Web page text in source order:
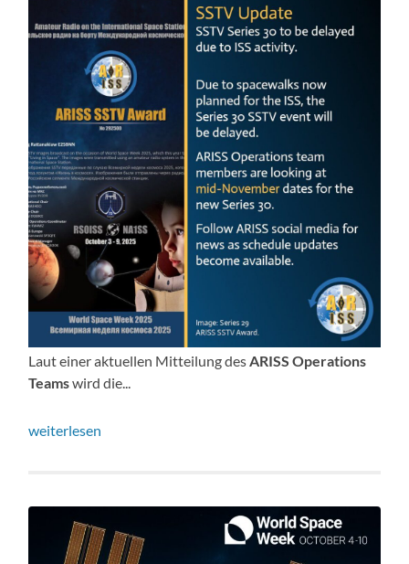
Laut einer aktuellen Mitteilung desARISS Operations
Teamswird die...
weiterlesen